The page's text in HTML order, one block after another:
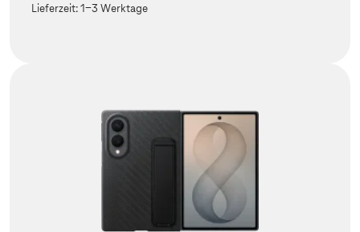
Lieferzeit:1-3 Werktage